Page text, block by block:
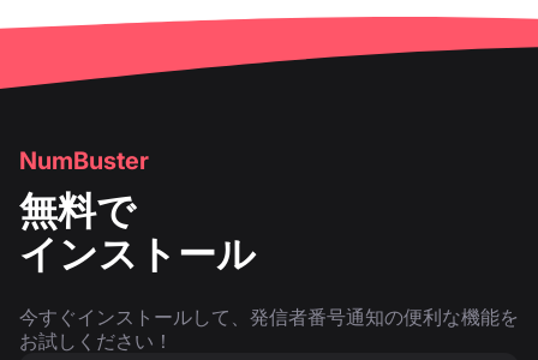
NumBuster
無料で
インストール
今すぐインストールして、発信者番号通知の便利な機能を
お試しください！